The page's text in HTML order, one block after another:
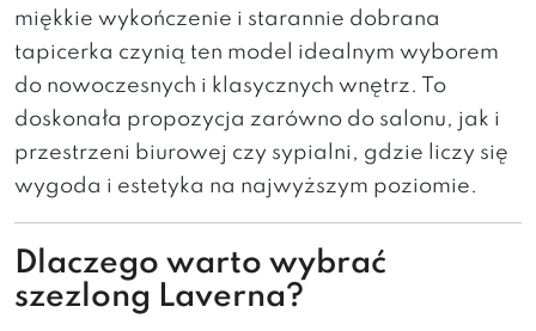
miękkie wykończenie i starannie dobrana
tapicerka czynią ten model idealnym wyborem
do nowoczesnych i klasycznych wnętrz. To
doskonała propozycja zarówno do salonu, jak i
przestrzeni biurowej czy sypialni, gdzie liczy się
wygoda i estetyka na najwyższym poziomie.
Dlaczego warto wybrać
szezlong Laverna?